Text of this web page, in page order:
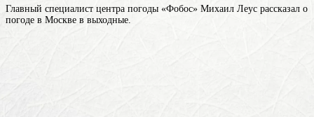
Главный специалист центра погоды «Фобос» Михаил Леус рассказал о
погоде в Москве в выходные.